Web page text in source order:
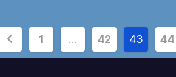
1 … 42 43 44